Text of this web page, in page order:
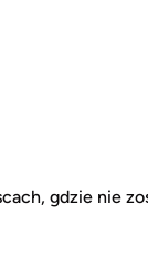
gdzie nie